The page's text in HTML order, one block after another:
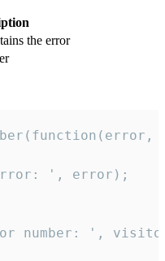
the error
', error);
number: ',